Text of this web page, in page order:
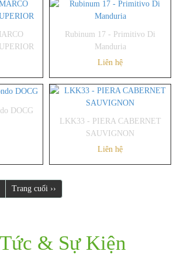
Rubinum 17 - Primitivo Di
Manduria
Liên hệ
DOCG
LKK33 - PIERA CABERNET
SAUVIGNON
Liên hệ
Trang cuối ››
& Sự Kiện